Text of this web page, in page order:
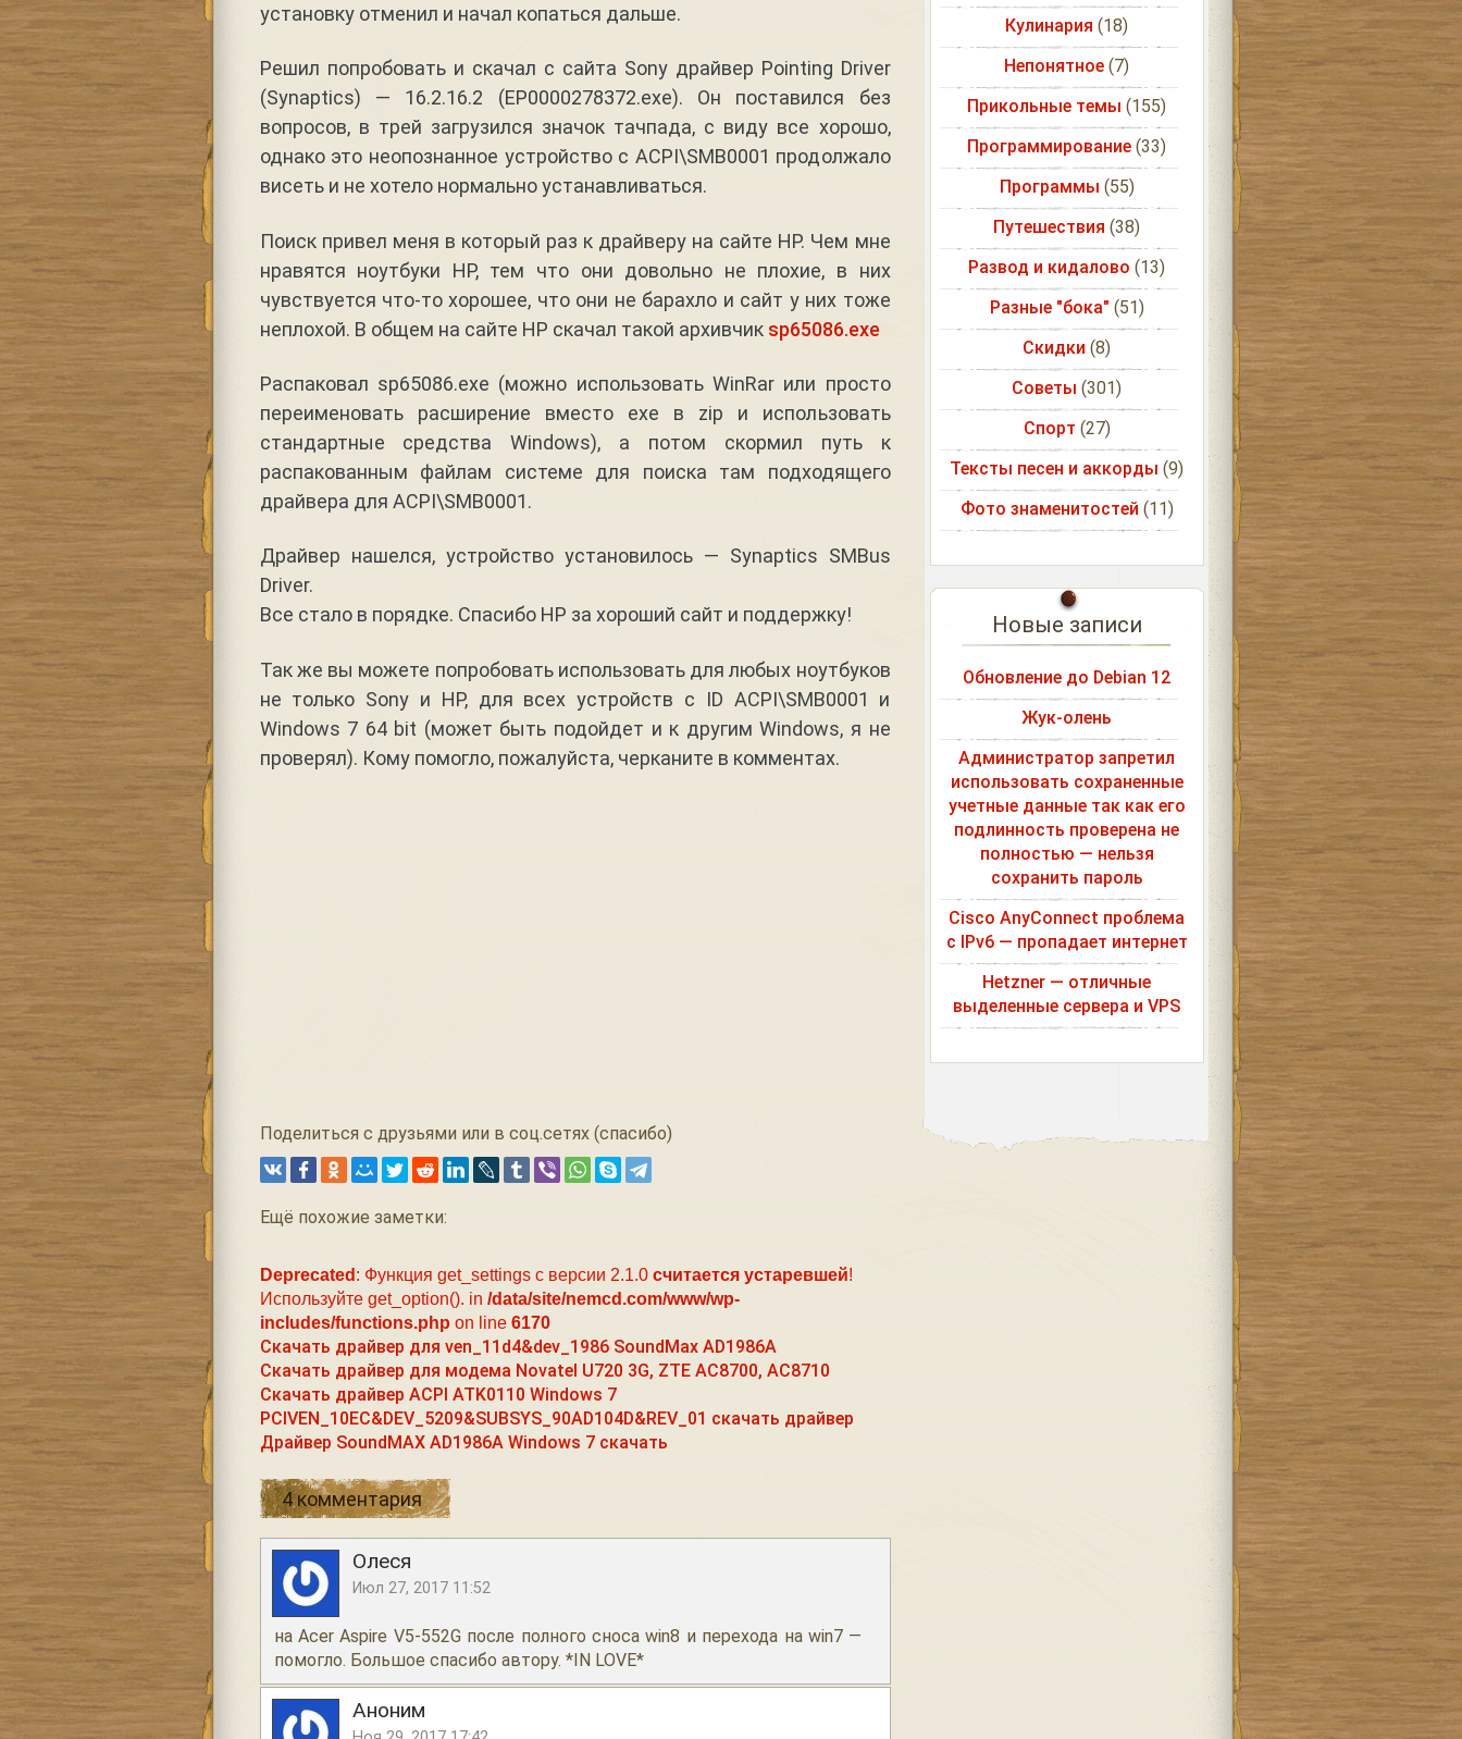
установку отменил и начал копаться дальше.
Решил попробовать и скачал с сайта Sony драйвер Pointing Driver
(Synaptics) — 16.2.16.2 (EP0000278372.exe). Он поставился без
вопросов, в трей загрузился значок тачпада, с виду все хорошо,
однако это неопознанное устройство с ACPI\SMB0001 продолжало
висеть и не хотело нормально устанавливаться.
Поиск привел меня в который раз к драйверу на сайте HP. Чем мне
нравятся ноутбуки HP, тем что они довольно не плохие, в них
чувствуется что-то хорошее, что они не барахло и сайт у них тоже
неплохой. В общем на сайте HP скачал такой архивчик sp65086.exe
Распаковал sp65086.exe (можно использовать WinRar или просто
переименовать расширение вместо exe в zip и использовать
стандартные средства Windows), а потом скормил путь к
распакованным файлам системе для поиска там подходящего
драйвера для ACPI\SMB0001.
Драйвер нашелся, устройство установилось — Synaptics SMBus
Driver.
Все стало в порядке. Спасибо HP за хороший сайт и поддержку!
Так же вы можете попробовать использовать для любых ноутбуков
не только Sony и HP, для всех устройств с ID ACPI\SMB0001 и
Windows 7 64 bit (может быть подойдет и к другим Windows, я не
проверял). Кому помогло, пожалуйста, черканите в комментах.
Поделиться с друзьями или в соц.сетях (спасибо)
Ещё похожие заметки:
Deprecated : Функция get_settings с версии 2.1.0 считается устаревшей!
Используйте get_option(). in /data/site/nemcd.com/www/wp-
includes/functions.php on line 6170
Скачать драйвер для ven_11d4&dev_1986 SoundMax AD1986A
Скачать драйвер для модема Novatel U720 3G, ZTE AC8700, AC8710
Скачать драйвер ACPI ATK0110 Windows 7
PCIVEN_10EC&DEV_5209&SUBSYS_90AD104D&REV_01 скачать драйвер
Драйвер SoundMAX AD1986A Windows 7 скачать
4 комментария
Олеся
Июл 27, 2017 11:52
на Acer Aspire V5-552G после полного сноса win8 и перехода на win7 —
помогло. Большое спасибо автору. *IN LOVE*
Аноним
Кулинария (18)
Непонятное (7)
Прикольные темы (155)
Программирование (33)
Программы (55)
Путешествия (38)
Развод и кидалово (13)
Разные "бока" (51)
Скидки (8)
Советы (301)
Спорт (27)
Тексты песен и аккорды (9)
Фото знаменитостей (11)
Новые записи
Обновление до Debian 12
Жук-олень
Администратор запретил
использовать сохраненные
учетные данные так как его
подлинность проверена не
полностью — нельзя
сохранить пароль
Cisco AnyConnect проблема
с IPv6 — пропадает интернет
Hetzner — отличные
выделенные сервера и VPS